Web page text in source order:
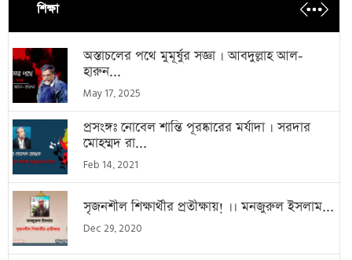
শিক্ষা
অস্তাচলের পথে মুমূর্ষুর সজ্ঞা । আবদুল্লাহ আল-
হারুন...
May 17, 2025
প্রসংঙ্গঃ নোবেল শান্তি পূরষ্কারের মর্যাদা । সরদার
মোহম্মদ রা...
Feb 14, 2021
সৃজনশীল শিক্ষার্থীর প্রতীক্ষায়! ।। মনজুরুল ইসলাম...
Dec 29, 2020